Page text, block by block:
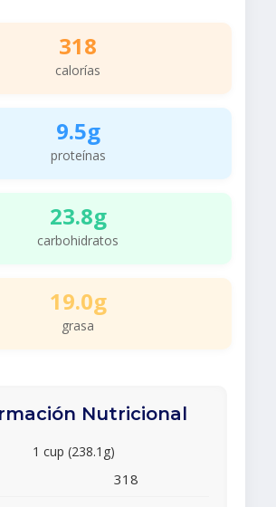
318
calorías
9.5g
proteínas
23.8g
carbohidratos
19.0g
grasa
Nutricional
1 cup (238.1g)
318